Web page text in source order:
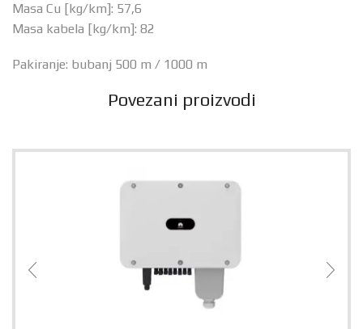
Masa Cu [kg/km]: 57,6
Masa kabela [kg/km]: 82
Pakiranje: bubanj 500 m / 1000 m
Povezani proizvodi